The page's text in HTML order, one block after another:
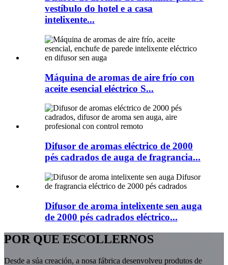
vestíbulo do hotel e a casa
intelixente...
Máquina de aromas de aire frío con
aceite esencial eléctrico S...
Difusor de aromas eléctrico de 2000
pés cadrados de auga de fragrancia...
Difusor de aroma intelixente sen auga
de 2000 pés cadrados eléctrico...
POR QUE ESCOLLERNOS
Desde a súa creación, a nosa fábrica desenvolveu produtos de